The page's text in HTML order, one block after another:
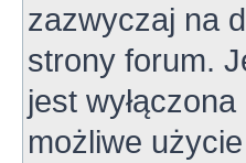
zazwyczaj na
strony forum.
jest
możliwe